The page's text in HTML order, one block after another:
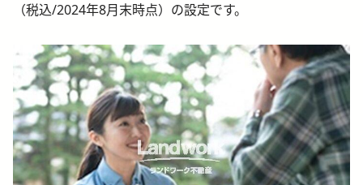
（税込/2024年8月末時点）の設定です。